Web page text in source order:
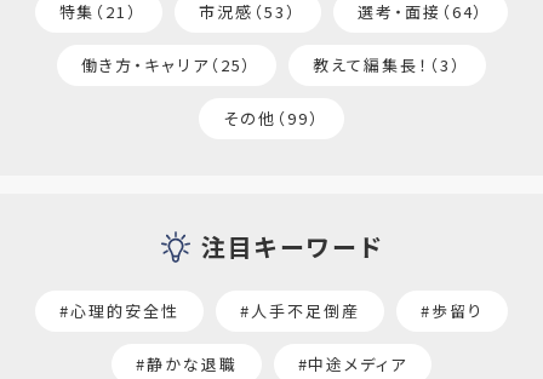
特集（21） 市況感（53） 選考・面接（64）
働き方・キャリア（25） 教えて編集長！（3）
その他（99）
注目キーワード
#心理的安全性 #人手不足倒産 #歩留り
#静かな退職 #中途メディア